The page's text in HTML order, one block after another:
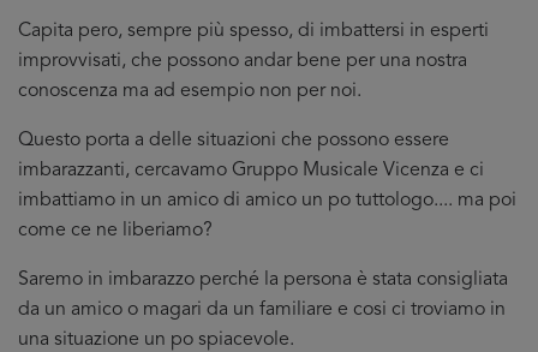
Capita pero, sempre più spesso, di imbattersi in esperti
improvvisati, che possono andar bene per una nostra
conoscenza ma ad esempio non per noi.
Questo porta a delle situazioni che possono essere
imbarazzanti, cercavamo Gruppo Musicale Vicenza e ci
imbattiamo in un amico di amico un po tuttologo.... ma poi
come ce ne liberiamo?
Saremo in imbarazzo perché la persona è stata consigliata
da un amico o magari da un familiare e cosi ci troviamo in
una situazione un po spiacevole.